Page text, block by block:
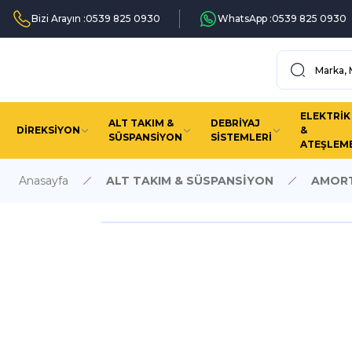
Bizi Arayın :0539 825 0930 WhatsApp :0539 825 0930
DİREKSİYON
ALT TAKIM &
SÜSPANSİYON
DEBRİYAJ
SİSTEMLERİ
ELEKTRİK
&
Anasayfa ALT TAKIM & SÜSPANSİYON